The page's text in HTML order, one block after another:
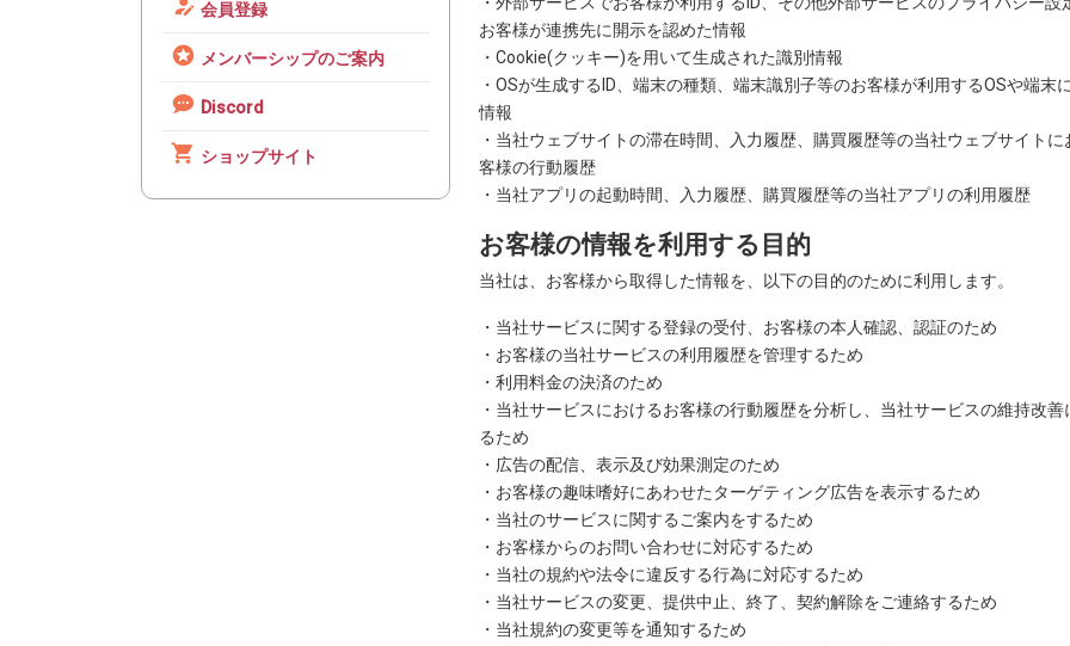
会員登録
メンバーシップのご案内
Discord
ショップサイト
お客様が連携先に開示を認めた情報
・Cookie(クッキー)を用いて生成された識別情報
・OSが生成するID、端末の種類、端末識別子等のお客様が利用するOSや端末
情報
・当社ウェブサイトの滞在時間、入力履歴、購買履歴等の当社ウェブサイトに
客様の行動履歴
・当社アプリの起動時間、入力履歴、購買履歴等の当社アプリの利用履歴
お客様の情報を利用する目的
当社は、お客様から取得した情報を、以下の目的のために利用します。
・当社サービスに関する登録の受付、お客様の本人確認、認証のため
・お客様の当社サービスの利用履歴を管理するため
・利用料金の決済のため
・当社サービスにおけるお客様の行動履歴を分析し、当社サービスの維持改善
るため
・広告の配信、表示及び効果測定のため
・お客様の趣味嗜好にあわせたターゲティング広告を表示するため
・当社のサービスに関するご案内をするため
・お客様からのお問い合わせに対応するため
・当社の規約や法令に違反する行為に対応するため
・当社サービスの変更、提供中止、終了、契約解除をご連絡するため
・当社規約の変更等を通知するため